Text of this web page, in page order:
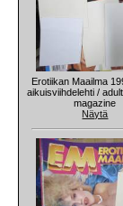
Erotiikan Maailma
aikuisviihdelehti /
magazine
Näytä